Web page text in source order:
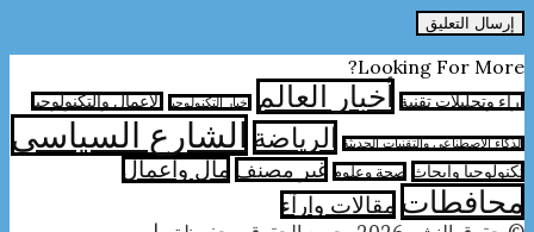
Looking For More?
آراء وتحليلات تقنية أخبار العالم اخبار التكنولوجيا الأعمال والتكنولوجيا
الذكاء الاصطناعي والتقنيات الحديثة الرياضة الشارع السياسي
تكنولوجيا وابحاث صحة وعلوم غير مصنف مال واعمال
محافطات مقالات وارآء